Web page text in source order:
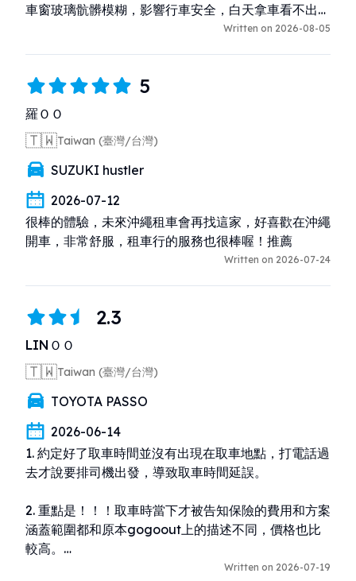
車窗玻璃骯髒模糊，影響行車安全，白天拿車看不出
TOYOTA，為何不是TOYOTA，另一組好像講韓文，
我聽不懂，但看他表情似乎戶也有點不爽!
我訂TOYOTA也變成要開的 戰戰兢兢的HONDA。
2.保險費網頁標價與現場取車收價差距高達50%以上
(要多付)，這個 問題我請櫃檯說明，答案不知道，老闆
來電說明，我問老闆為何差距那麼大，他掛我電話，
同樣的問題我問了 3次，1次掛我電話，2次說那是你們
台灣訂車網頁的 問題，我是從gogoout訂車，映像中
gogoout好像是日本網頁，
3.服務品質一點日本的品質都沒有(老闆自己承認他是
有，我憑甚麼給你看"，
遠不會錯!對話過程還會一直出現人身攻擊，的確!千錯
萬錯都從選擇這家okiyoyo開始!
以上所言大多有證據，歡迎gogoout來查明!
Written on 2026-08-05
5
羅ＯＯ
🇹🇼Taiwan (臺灣/台灣)
SUZUKI hustler
2026-07-12
很棒的體驗，未來沖繩租車會再找這家，好喜歡在沖繩
開車，非常舒服，租車行的服務也很棒喔！推薦
Written on 2026-07-24
2.3
LINＯＯ
🇹🇼Taiwan (臺灣/台灣)
TOYOTA PASSO
2026-06-14
1. 約定好了取車時間並沒有出現在取車地點，打電話過
去才說要排司機出發，導致取車時間延誤。
2. 重點是！！！取車時當下才被告知保險的費用和方案
涵蓋範圍都和原本gogoout上的描述不同，價格也比
較高。
Written on 2026-07-19